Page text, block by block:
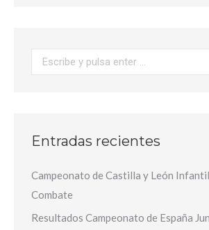
Buscar:
Entradas recientes
Campeonato de Castilla y León
Combate
Resultados Campeonato de España